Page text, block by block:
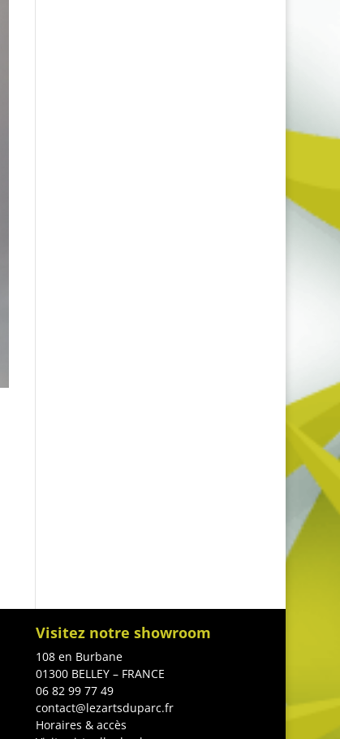
Visitez notre showroom
108 en Burbane
01300 BELLEY – FRANCE
06 82 99 77 49
contact@lezartsduparc.fr
Horaires & accès